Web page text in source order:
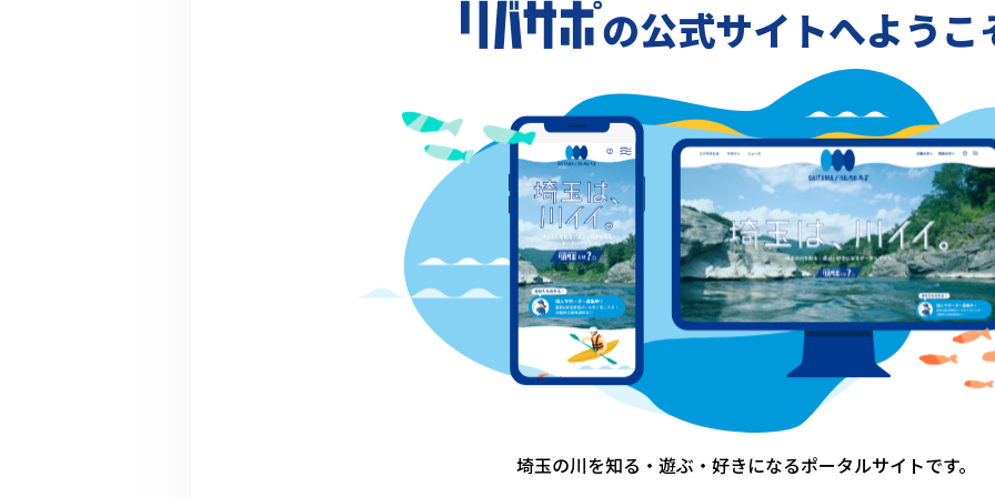
グ提案
詳細情報 -
一覧に戻る
の公式サイトへようこ
埼玉の川を知る・遊ぶ・好きになるポータルサイトです。